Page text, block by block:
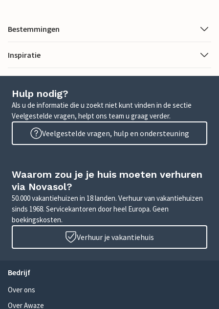
Bestemmingen
Inspiratie
Hulp nodig?
Als u de informatie die u zoekt niet kunt vinden in de sectie
Veelgestelde vragen, helpt ons team u graag verder.
Veelgestelde vragen, hulp en ondersteuning
Waarom zou je je huis moeten verhuren
via Novasol?
50.000 vakantiehuizen in 18 landen. Verhuur van vakantiehuizen
sinds 1968. Servicekantoren door heel Europa. Geen
boekingskosten.
Verhuur je vakantiehuis
Bedrijf
Over ons
Over Awaze